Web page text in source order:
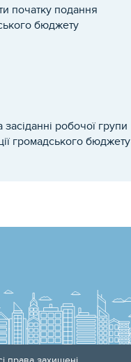
початку подання
бюджету
засіданні робочої групи
громадського бюджету